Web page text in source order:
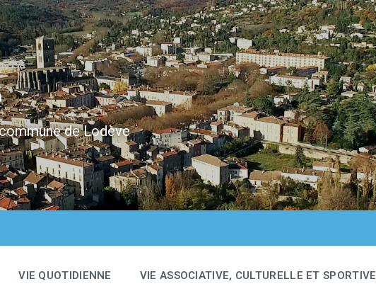
de Lodève
VIE QUOTIDIENNE VIE ASSOCIATIVE, CULTURELLE ET SPORTIVE